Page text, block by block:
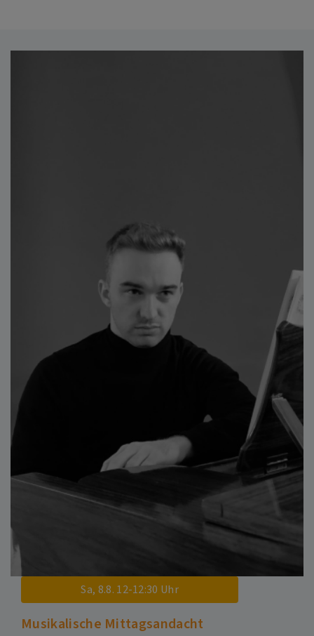
Sa, 8.8. 12-12:30 Uhr
Musikalische Mittagsandacht